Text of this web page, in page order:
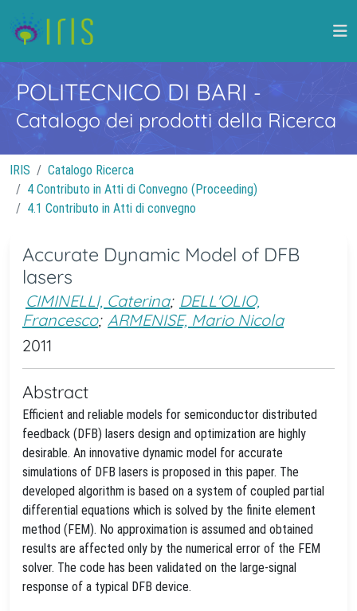
POLITECNICO DI BARI -
Catalogo dei prodotti della Ricerca
IRIS
Catalogo Ricerca
4 Contributo in Atti di Convegno (Proceeding)
4.1 Contributo in Atti di convegno
Accurate Dynamic Model of DFB
lasers
CIMINELLI, Caterina; DELL'OLIO,
Francesco; ARMENISE, Mario Nicola
2011
Abstract
Efficient and reliable models for semiconductor distributed
feedback (DFB) lasers design and optimization are highly
desirable. An innovative dynamic model for accurate
simulations of DFB lasers is proposed in this paper. The
developed algorithm is based on a system of coupled partial
differential equations which is solved by the finite element
method (FEM). No approximation is assumed and obtained
results are affected only by the numerical error of the FEM
solver. The code has been validated on the large-signal
response of a typical DFB device.